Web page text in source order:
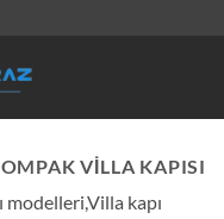
VILLA KAPISI
modelleri,Villa kapı